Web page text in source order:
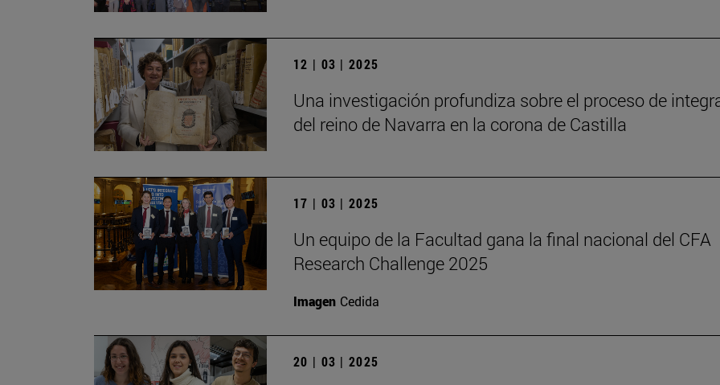
12 | 03 | 2025
Una investigación profundiza sobre el proceso de
del reino de Navarra en la corona de Castilla
17 | 03 | 2025
Un equipo de la Facultad gana la final nacional del CFA
Research Challenge 2025
Imagen Cedida
20 | 03 | 2025